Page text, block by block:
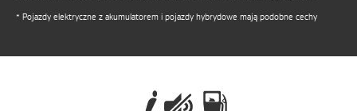
* Pojazdy elektryczne z akumulatorem i pojazdy hybrydowe mają podobne cechy